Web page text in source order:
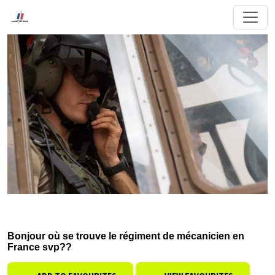
Bonjour où se trouve le régiment de mécanicien en
France svp??